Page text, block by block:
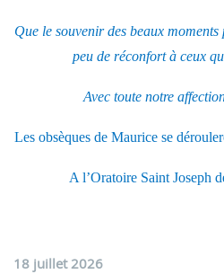
Que le souvenir des beaux
peu de réconfort à ceux
Avec toute notre
Les obsèques de Maurice se
A l’Oratoire Saint Joseph
18 juillet 2026